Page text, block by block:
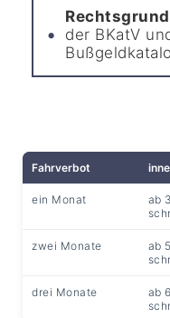
der BKatV
Fahrverbot
ein Monat
ab
zwei Monate
ab
drei Monate
ab